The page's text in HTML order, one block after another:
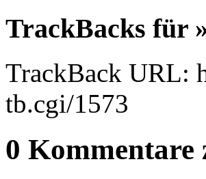
TrackBacks für
TrackBack URL:
tb.cgi/1573
0 Kommentare